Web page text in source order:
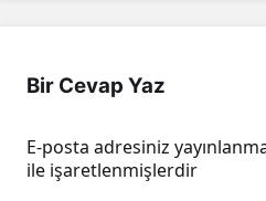
Bir Cevap Yaz
E-posta adresiniz
ile işaretlenmişlerdir